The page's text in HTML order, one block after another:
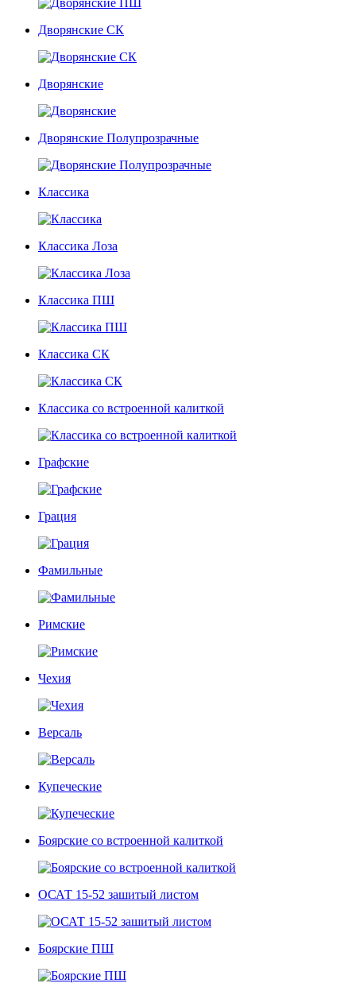
Дворянские СК
Дворянские
Дворянские Полупрозрачные
Классика
Классика Лоза
Классика ПШ
Классика СК
Классика со встроенной калиткой
Графские
Грация
Фамильные
Римские
Чехия
Версаль
Купеческие
Боярские со встроенной калиткой
ОСАТ 15-52 зашитый листом
Боярские ПШ